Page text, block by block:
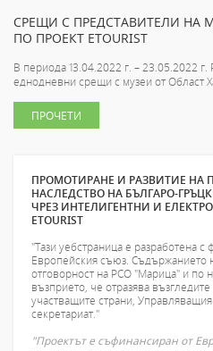
СРЕЩИ С ПРЕДСТАВИТЕЛИ НА
ПО ПРОЕКТ ETOURIST
В периода 13.04.2022 г. – 23.05.2022
еднодневни срещи с музеи от Област
ПРОЧЕТИ
ПРОМОТИРАНЕ И РАЗВИТИЕ НА
НАСЛЕДСТВО НА БЪЛГАРО-
ЧРЕЗ ИНТЕЛИГЕНТНИ И
ETOURIST
"Тази уебстраница е разработена
Европейския съюз. Съдържанието
отговорност на РСО "Марица" и по
възприето, че отразява
участващите страни,
секретариат."
"Проектът е съфинансиран от